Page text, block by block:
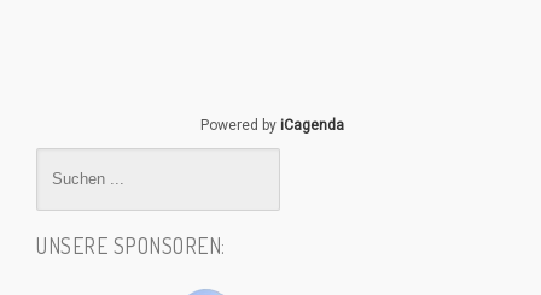
Powered by iCagenda
UNSERE SPONSOREN: